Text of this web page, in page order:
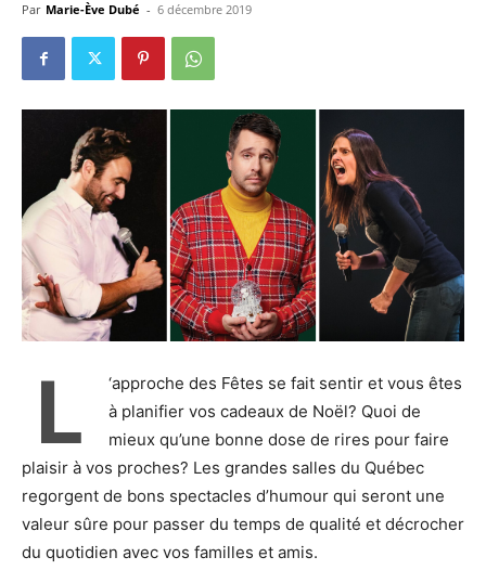
Par Marie-Ève Dubé - 6 décembre 2019
L
‘approche des Fêtes se fait sentir et vous êtes
à planifier vos cadeaux de Noël? Quoi de
mieux qu’une bonne dose de rires pour faire
plaisir à vos proches? Les grandes salles du Québec
regorgent de bons spectacles d’humour qui seront une
valeur sûre pour passer du temps de qualité et décrocher
du quotidien avec vos familles et amis.